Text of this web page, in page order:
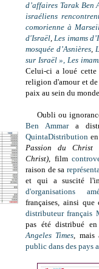
d’affaires Tarak Ben
israéliens
comorienne à
d'Israël,Les imams
mosquée d’Asnières,
sur Israël », Les
Celui-ci a loué cette
religion d'amour et
paix au sein du
Oubli ou
Ben Ammara
QuintaDistribution
Passion du Christ
Christ), film
raison de sa
et qui a suscité
d'organisations
françaises, ainsi
distributeur français
pas été distribué
Angeles Times, mais
public dans des pays